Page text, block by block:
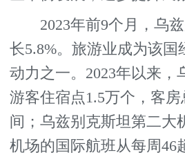
2023年前9个月，乌兹
长5.8%。旅游业成为该国
动力之一。2023年以来，
游客住宿点1.5万个，客房
间；乌兹别克斯坦第二大
机场的国际航班从每周46